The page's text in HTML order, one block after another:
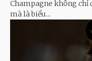
Champagne không chỉ
mà là biểu...